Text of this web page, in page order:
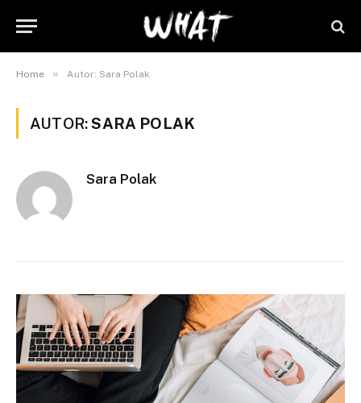
Home » Autor: Sara Polak
AUTOR:SARA POLAK
Sara Polak